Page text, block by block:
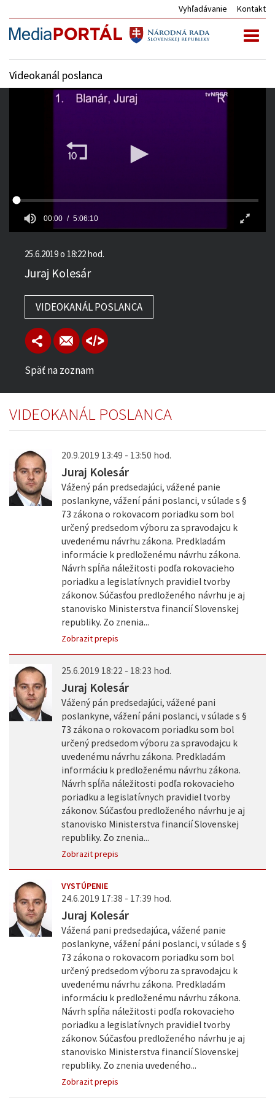
Vyhľadávanie Kontakt
Videokanál poslanca
00:00 5:06:10
25.6.2019 o 18:22 hod.
Juraj Kolesár
VIDEOKANÁL POSLANCA
Späť na zoznam
VIDEOKANÁL POSLANCA
20.9.2019 13:49 - 13:50 hod.
Juraj Kolesár
Vážený pán predsedajúci, vážené panie
poslankyne, vážení páni poslanci, v súlade s §
73 zákona o rokovacom poriadku som bol
určený predsedom výboru za spravodajcu k
uvedenému návrhu zákona. Predkladám
informácie k predloženému návrhu zákona.
Návrh spĺňa náležitosti podľa rokovacieho
poriadku a legislatívnych pravidiel tvorby
zákonov. Súčasťou predloženého návrhu je aj
stanovisko Ministerstva financií Slovenskej
republiky. Zo znenia...
Zobrazit prepis
25.6.2019 18:22 - 18:23 hod.
Juraj Kolesár
Vážený pán predsedajúci, vážené pani
poslankyne, vážení páni poslanci, v súlade s §
73 zákona o rokovacom poriadku som bol
určený predsedom výboru za spravodajcu k
uvedenému návrhu zákona. Predkladám
informáciu k predloženému návrhu zákona.
Návrh spĺňa náležitosti podľa rokovacieho
poriadku a legislatívnych pravidiel tvorby
zákonov. Súčasťou predloženého návrhu je aj
stanovisko Ministerstva financií Slovenskej
republiky. Zo znenia...
Zobrazit prepis
VYSTÚPENIE
24.6.2019 17:38 - 17:39 hod.
Juraj Kolesár
Vážená pani predsedajúca, vážené panie
poslankyne, vážení páni poslanci, v súlade s §
73 zákona o rokovacom poriadku som bol
určený predsedom výboru za spravodajcu k
uvedenému návrhu zákona. Predkladám
informáciu k predloženému návrhu zákona.
Návrh spĺňa náležitosti podľa rokovacieho
poriadku a legislatívnych pravidiel tvorby
zákonov. Súčasťou predloženého návrhu je aj
stanovisko Ministerstva financií Slovenskej
republiky. Zo znenia uvedeného...
Zobrazit prepis